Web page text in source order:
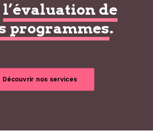
l’évaluation de
programmes.
Découvrir nos services